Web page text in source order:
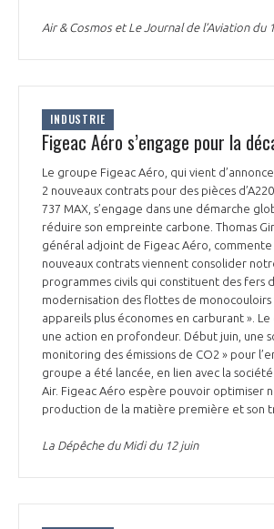
Air & Cosmos et Le Journal de l’Aviation du
INDUSTRIE
Figeac Aéro s’engage pour la
Le groupe Figeac Aéro, qui vient
2 nouveaux contrats pour des pièces
737 MAX, s’engage dans une démarche
réduire son empreinte carbone. Thomas
général adjoint de Figeac Aéro, commente
nouveaux contrats viennent consolider
programmes civils qui constituent des fers
modernisation des flottes de monocouloirs
appareils plus économes en carburant ».
une action en profondeur. Début juin, une
monitoring des émissions de CO2 » pour
groupe a été lancée, en lien avec la
Air. Figeac Aéro espère pouvoir optimiser
production de la matière première et son
La Dépêche du Midi du 12 juin